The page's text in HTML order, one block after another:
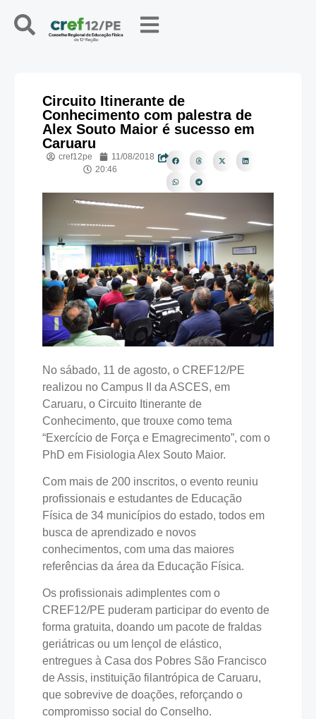
Circuito Itinerante de
Conhecimento com palestra de
Alex Souto Maior é sucesso em
Caruaru
cref12pe
11/08/2018
20:46
No sábado, 11 de agosto, o CREF12/PE
realizou no Campus II da ASCES, em
Caruaru, o Circuito Itinerante de
Conhecimento, que trouxe como tema
“Exercício de Força e Emagrecimento”, com o
PhD em Fisiologia Alex Souto Maior.
Com mais de 200 inscritos, o evento reuniu
profissionais e estudantes de Educação
Física de 34 municípios do estado, todos em
busca de aprendizado e novos
conhecimentos, com uma das maiores
referências da área da Educação Física.
Os profissionais adimplentes com o
CREF12/PE puderam participar do evento de
forma gratuita, doando um pacote de fraldas
geriátricas ou um lençol de elástico,
entregues à Casa dos Pobres São Francisco
de Assis, instituição filantrópica de Caruaru,
que sobrevive de doações, reforçando o
compromisso social do Conselho.